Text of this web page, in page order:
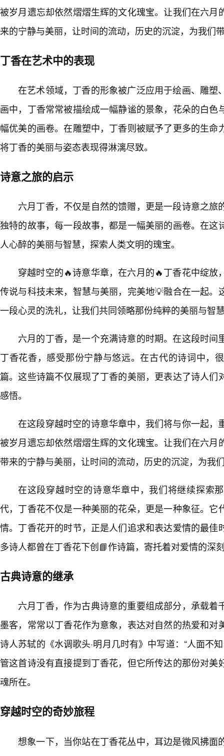
被岁月遗忘却依然熠熠生辉的文化瑰宝。让我们在六月
来的宁静与美丽，让时间的流动，历史的沉淀，为我们
丁香在艺术中的表现
在艺术领域，丁香的形象被广泛应用于绘画、雕塑
画中，丁香常常被描绘成一幅静谧的景象，花朵的白色
幅优美的画卷。在雕塑中，丁香则被赋予了更多的生命
将丁香的美丽与姿态表现得淋漓尽致。
诗意之旅的启示
六月丁香，不仅是自然的馈赠，更是一段诗意之旅
独特的故事，每一段故事，都是一幅美丽的画卷。在这
人心醉的美丽与智慧，探索人类文明的瑰宝。
穿越时空的🔥诗意华章，在六月的🔥丁香花中绽放
传说与科技未来，智慧与美丽，完美地💡融合在一起。
一段心灵的洗礼，让我们共同领略那份纯粹的美丽与智
六月的丁香，是一个充满诗意的时期。在这段时间
丁香花香，感受那份宁静与悠远。在古代的诗词中，
篇。这些诗篇不仅展现了丁香的美丽，更表达了诗人们
感悟。
在这段穿越时空的诗意华章中，我们将与你一起，
被岁月遗忘却依然熠熠生辉的文化瑰宝。让我们在六月
带来的宁静与美丽，让时间的流动，历史的沉淀，为我
在这段穿越时空的诗意华章中，我们将继续探索
代，丁香花不仅是一种美丽的花朵，更是一种象征。它
情。丁香花开的时节，正是人们追求和表达爱情的最佳
多诗人都曾在丁香花下创📘作诗篇，寄托着对爱情的深
古典诗意的继承
六月丁香，作为古典诗意的重要组成部分，承载着
墨客，常常以丁香花作为意象，表达对自然的热爱和对
诗人苏轼的《水调歌头·明月几时有》中写道：“人面不
管这首诗没有直接提到丁香花，但它所传达的那份对美
魂所在。
穿越时空的奇妙旅程
想象一下，当你站在丁香花丛中，耳边是微风拂面